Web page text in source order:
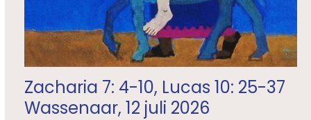
Zacharia 7: 4-10, Lucas 10: 25-37
Wassenaar, 12 juli 2026